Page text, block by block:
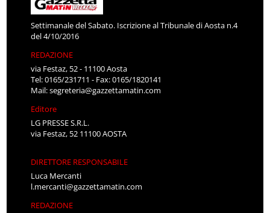
Settimanale del Sabato. Iscrizione al Tribunale di Aosta n.4
del 4/10/2016
REDAZIONE
via Festaz, 52 - 11100 Aosta
Tel: 0165/231711 - Fax: 0165/1820141
Mail:segreteria@gazzettamatin.com
Editore
LG PRESSE S.R.L.
via Festaz, 52 11100 AOSTA
DIRETTORE RESPONSABILE
Luca Mercanti
l.mercanti@gazzettamatin.com
REDAZIONE